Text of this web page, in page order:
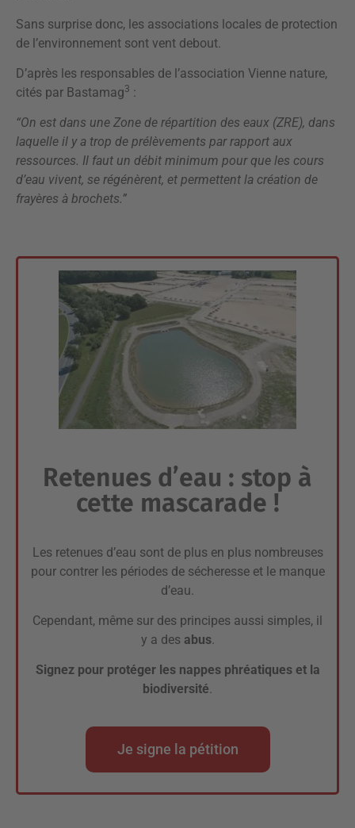
Sans surprise donc, les associations locales de protection
de l’environnement sont vent debout.
D’après les responsables de l’association Vienne nature,
cités par Bastamag3 :
“On est dans une Zone de répartition des eaux (ZRE), dans
laquelle il y a trop de prélèvements par rapport aux
ressources. Il faut un débit minimum pour que les cours
d’eau vivent, se régénèrent, et permettent la création de
frayères à brochets.”
Retenues d’eau : stop à
cette mascarade !
Les retenues d’eau sont de plus en plus nombreuses
pour contrer les périodes de sécheresse et le manque
d’eau.
Cependant, même sur des principes aussi simples, il
y a des abus.
Signez pour protéger les nappes phréatiques et la
biodiversité.
Je signe la pétition